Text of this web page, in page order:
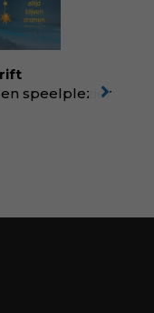
die wil
speelplezier